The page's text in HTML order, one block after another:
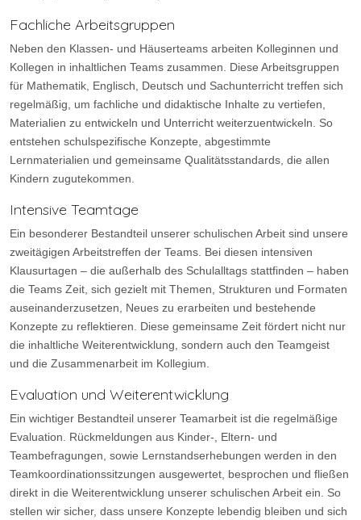
Fachliche Arbeitsgruppen
Neben den Klassen- und Häuserteams arbeiten Kolleginnen und
Kollegen in inhaltlichen Teams zusammen. Diese Arbeitsgruppen
für Mathematik, Englisch, Deutsch und Sachunterricht treffen sich
regelmäßig, um fachliche und didaktische Inhalte zu vertiefen,
Materialien zu entwickeln und Unterricht weiterzuentwickeln. So
entstehen schulspezifische Konzepte, abgestimmte
Lernmaterialien und gemeinsame Qualitätsstandards, die allen
Kindern zugutekommen.
Intensive Teamtage
Ein besonderer Bestandteil unserer schulischen Arbeit sind unsere
zweitägigen Arbeitstreffen der Teams. Bei diesen intensiven
Klausurtagen – die außerhalb des Schulalltags stattfinden – haben
die Teams Zeit, sich gezielt mit Themen, Strukturen und Formaten
auseinanderzusetzen, Neues zu erarbeiten und bestehende
Konzepte zu reflektieren. Diese gemeinsame Zeit fördert nicht nur
die inhaltliche Weiterentwicklung, sondern auch den Teamgeist
und die Zusammenarbeit im Kollegium.
Evaluation und Weiterentwicklung
Ein wichtiger Bestandteil unserer Teamarbeit ist die regelmäßige
Evaluation. Rückmeldungen aus Kinder-, Eltern- und
Teambefragungen, sowie Lernstandserhebungen werden in den
Teamkoordinationssitzungen ausgewertet, besprochen und fließen
direkt in die Weiterentwicklung unserer schulischen Arbeit ein. So
stellen wir sicher, dass unsere Konzepte lebendig bleiben und sich